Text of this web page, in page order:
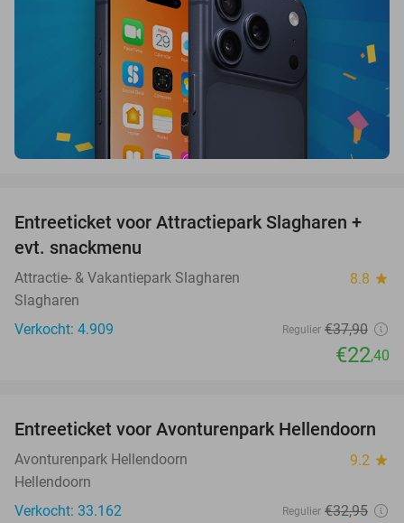
41%
Entreeticket voor Attractiepark Slagharen +
evt. snackmenu
Attractie- & Vakantiepark Slagharen 8.8 star
Slagharen
Verkocht: 4.909
Regulier €37,90
€22,40
41%
Entreeticket voor Avonturenpark Hellendoorn
Avonturenpark Hellendoorn 9.2 star
Hellendoorn
Verkocht: 33.162
Regulier €32,95